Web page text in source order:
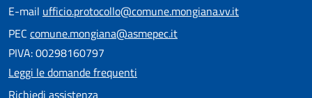
E-mail ufficio.protocollo@comune.mongiana.vv.it
PEC comune.mongiana@asmepec.it
PIVA: 00298160797
Leggi le domande frequenti
Richiedi assistenza